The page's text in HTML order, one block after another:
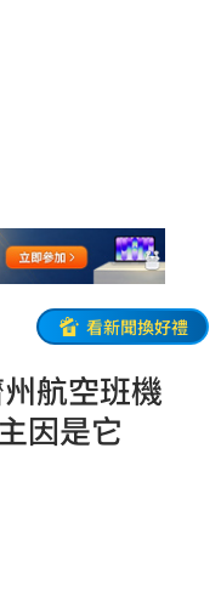
看新聞換好禮
航空班機
因是它